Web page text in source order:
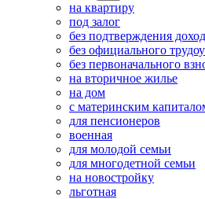
на квартиру
под залог
без подтверждения
без официального
без первоначального
на вторичное жилье
на дом
с материнским
для пенсионеров
военная
для молодой семьи
для многодетной семьи
на новостройку
льготная